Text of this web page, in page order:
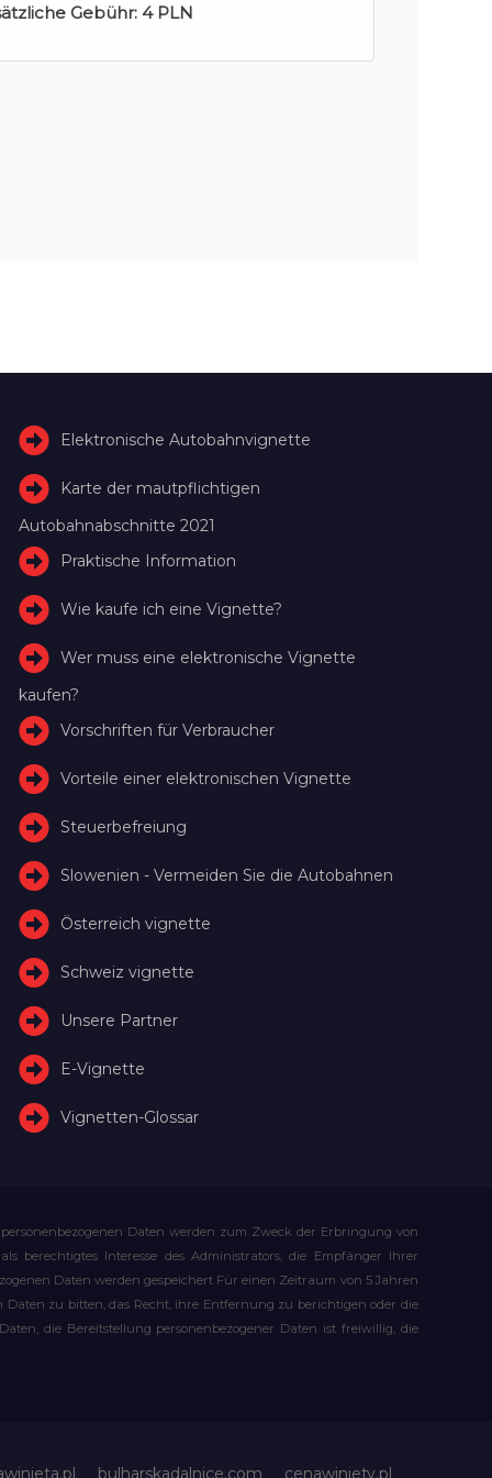
Gebühr: 4 PLN
Elektronische Autobahnvignette
Karte der mautpflichtigen
Autobahnabschnitte 2021
Praktische Information
Wie kaufe ich eine Vignette?
Wer muss eine elektronische Vignette
kaufen?
Vorschriften für Verbraucher
Vorteile einer elektronischen Vignette
Steuerbefreiung
Slowenien - Vermeiden Sie die Autobahnen
Österreich vignette
Schweiz vignette
Unsere Partner
E-Vignette
Vignetten-Glossar
Daten werden zum Zweck der Erbringung von
berechtigtes Interesse des Administrators, die Empfänger Ihrer
Daten werden gespeichert Für einen Zeitraum von 5 Jahren
Daten zu bitten, das Recht, ihre Entfernung zu berichtigen oder die
die Bereitstellung personenbezogener Daten ist freiwillig, die
bulharskadalnice.com cenawiniety.pl